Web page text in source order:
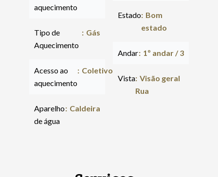
aquecimento
Tipo de
Aquecimento
Gás
Acesso ao
aquecimento
Coletivo
Aparelho
de água
Caldeira
Estado Bom
estado
Andar 1º andar / 3
Vista Visão geral
Rua